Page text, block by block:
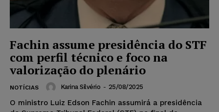
Fachin assume presidência do STF
com perfil técnico e foco na
valorização do plenário
NOTÍCIAS Karina Silvério - 25/08/2025
O ministro Luiz Edson Fachin assumirá a presidência